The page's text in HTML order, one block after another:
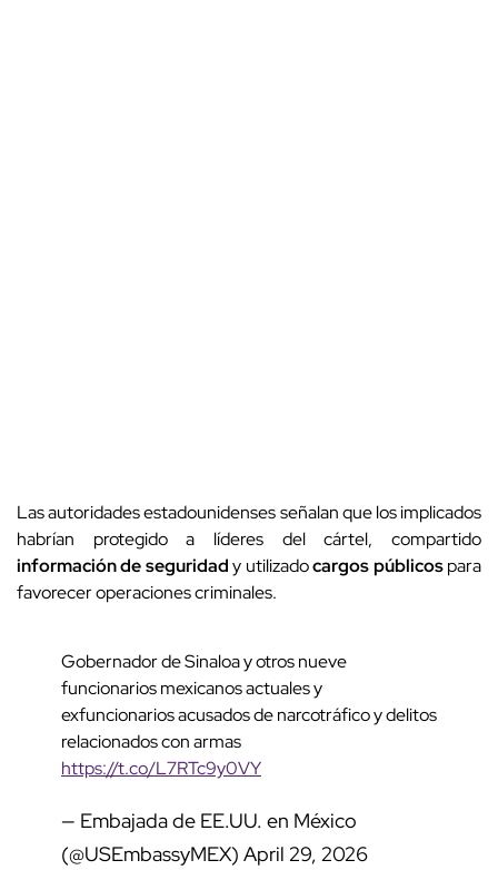
Las autoridades estadounidenses señalan que los implicados
habrían protegido a líderes del cártel, compartido
información de seguridady utilizadocargos públicospara
favorecer operaciones criminales.
Gobernador de Sinaloa y otros nueve
funcionarios mexicanos actuales y
exfuncionarios acusados de narcotráfico y delitos
relacionados con armas
https://t.co/L7RTc9y0VY
— Embajada de EE.UU. en México
(@USEmbassyMEX) April 29, 2026